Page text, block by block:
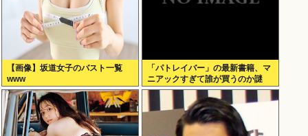
【画像】坂道女子のバスト一覧
www
「パトレイバー」の最新書籍、マ
ニアックすぎて誰が買うのか謎